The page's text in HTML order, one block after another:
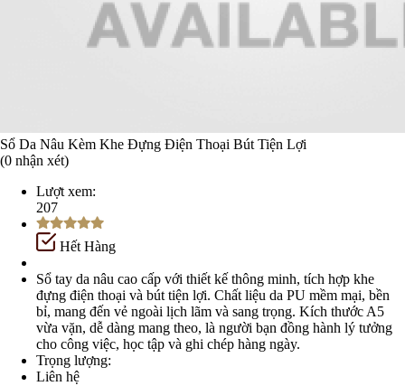
Sổ Da Nâu Kèm Khe Đựng Điện Thoại Bút Tiện Lợi
(0 nhận xét)
Lượt xem:
207
Hết Hàng
Sổ tay da nâu cao cấp với thiết kế thông minh, tích hợp khe
đựng điện thoại và bút tiện lợi. Chất liệu da PU mềm mại, bền
bỉ, mang đến vẻ ngoài lịch lãm và sang trọng. Kích thước A5
vừa vặn, dễ dàng mang theo, là người bạn đồng hành lý tưởng
cho công việc, học tập và ghi chép hàng ngày.
Trọng lượng:
Liên hệ